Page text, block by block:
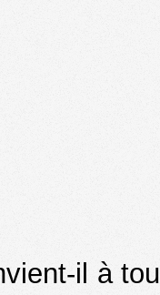
il à